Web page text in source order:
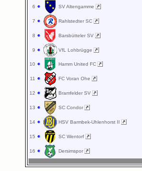
6 SV Altengamme
7 Rahlstedter SC
8 Barsbütteler SV
9 VfL Lohbrügge
10 Hamm United FC
11 FC Voran Ohe
12 Bramfelder SV
13 SC Condor
14 HSV Barmbek-Uhlenhorst II
15 SC Wentorf
16 Dersimspor